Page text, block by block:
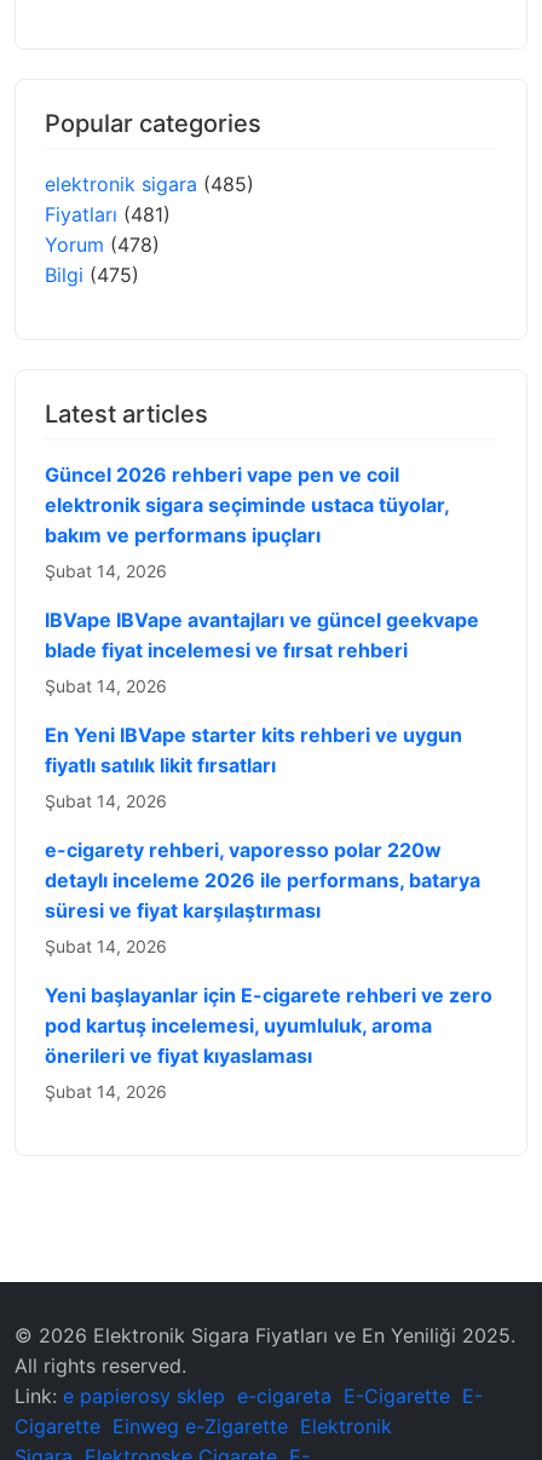
Popular categories
elektronik sigara (485)
Fiyatları (481)
Yorum (478)
Bilgi (475)
Latest articles
Güncel 2026 rehberi vape pen ve coil
elektronik sigara seçiminde ustaca tüyolar,
bakım ve performans ipuçları
Şubat 14, 2026
IBVape IBVape avantajları ve güncel geekvape
blade fiyat incelemesi ve fırsat rehberi
Şubat 14, 2026
En Yeni IBVape starter kits rehberi ve uygun
fiyatlı satılık likit fırsatları
Şubat 14, 2026
e-cigarety rehberi, vaporesso polar 220w
detaylı inceleme 2026 ile performans, batarya
süresi ve fiyat karşılaştırması
Şubat 14, 2026
Yeni başlayanlar için E-cigarete rehberi ve zero
pod kartuş incelemesi, uyumluluk, aroma
önerileri ve fiyat kıyaslaması
Şubat 14, 2026
© 2026 Elektronik Sigara Fiyatları ve En Yeniliği 2025.
All rights reserved.
Link: e papierosy sklep e-cigareta E-Cigarette E-
Cigarette Einweg e-Zigarette Elektronik